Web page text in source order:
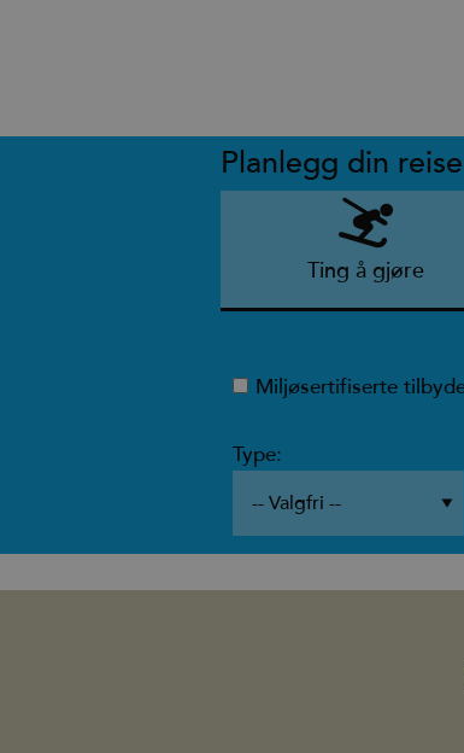
Planlegg din reise
Ting å gjøre
Miljøsertifiserte
Type: